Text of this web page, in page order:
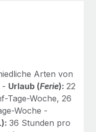
HR & Compliance
Automatisierung
sein Team mit
KI-basierte
Qualifikationen
Arten von
- Urlaub (Ferie): 22
Tage-Woche, 26
Woche -
): 36 Stunden pro